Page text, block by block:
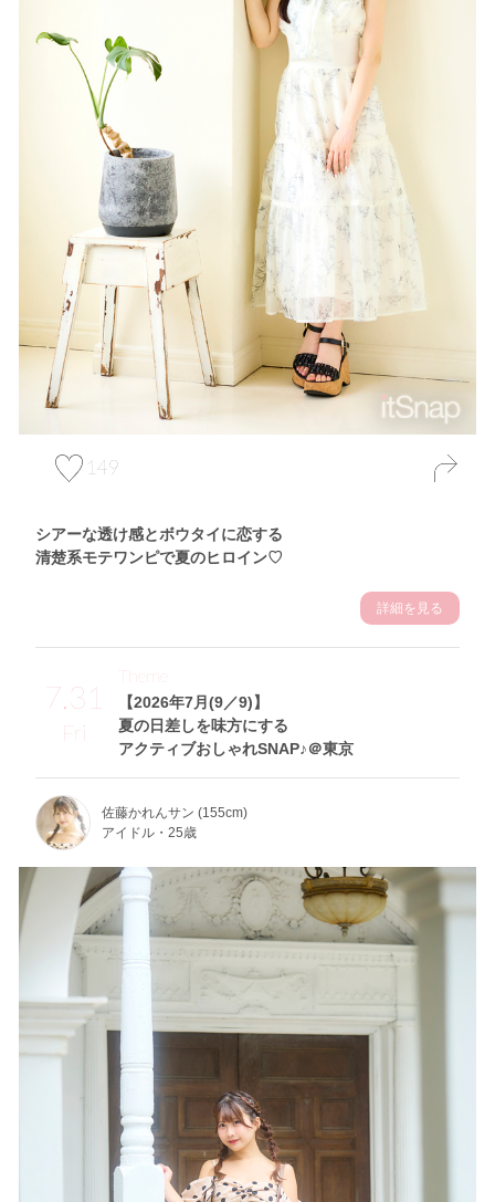
149
シアーな透け感とボウタイに恋する
清楚系モテワンピで夏のヒロイン♡
詳細を見る
7.31
Fri
【2026年7月(9／9)】
夏の日差しを味方にする
アクティブおしゃれSNAP♪＠東京
Theme
佐藤かれんサン (155cm)
アイドル・25歳